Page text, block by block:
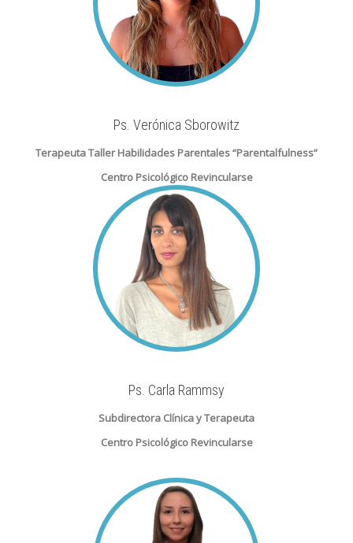
Ps. Verónica Sborowitz
Terapeuta Taller Habilidades Parentales “Parentalfulness”
Centro Psicológico Revincularse
Ps. Carla Rammsy
Subdirectora Clínica y Terapeuta
Centro Psicológico Revincularse